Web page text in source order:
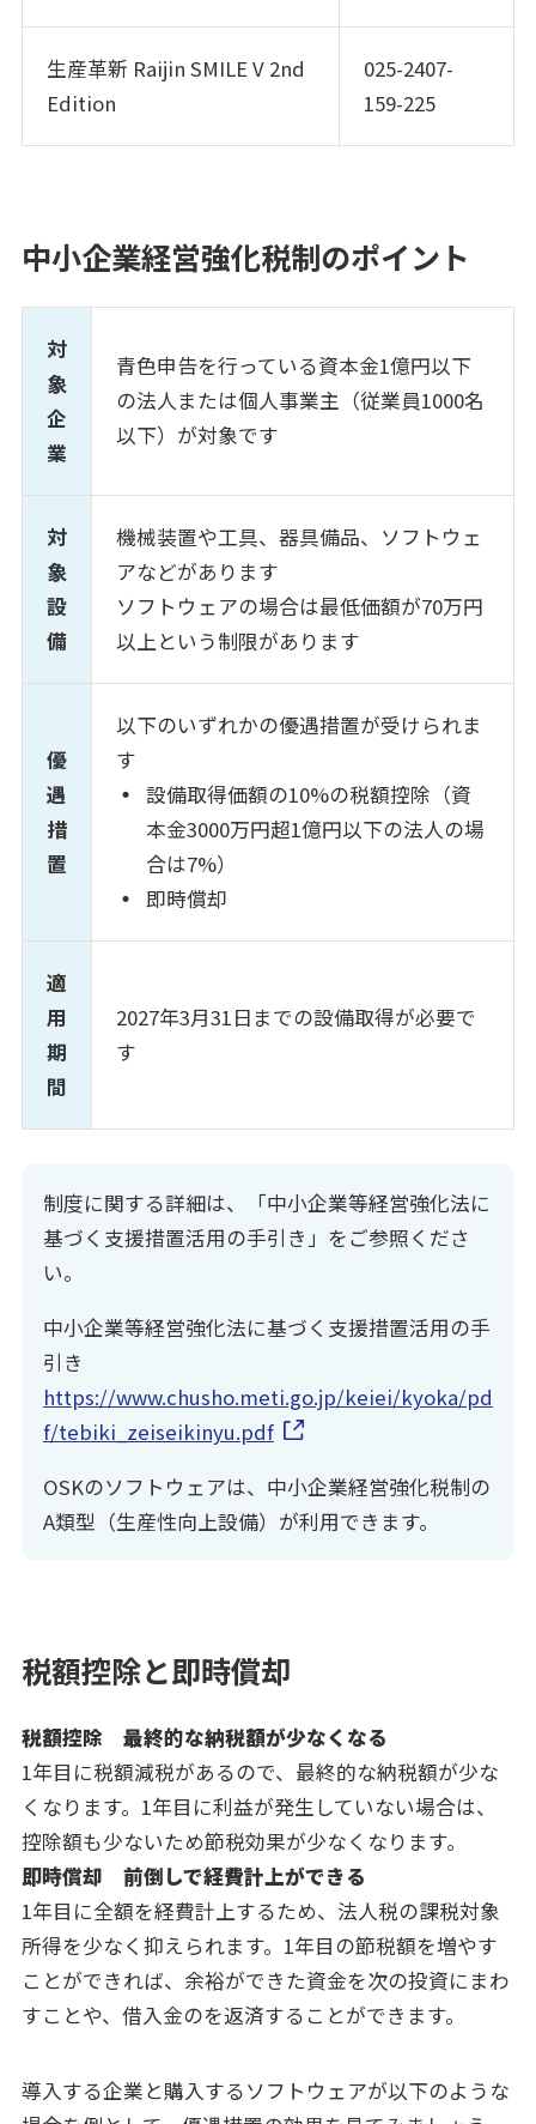
生産革新 Raijin SMILE V 2nd
Edition
025-2407-
159-225
中小企業経営強化税制のポイント
対
象
企
業
青色申告を行っている資本金1億円以下
の法人または個人事業主（従業員1000名
以下）が対象です
対
象
設
備
機械装置や工具、器具備品、ソフトウェ
アなどがあります
ソフトウェアの場合は最低価額が70万円
以上という制限があります
優
遇
措
置
以下のいずれかの優遇措置が受けられま
す
設備取得価額の10%の税額控除（資
本金3000万円超1億円以下の法人の場
合は7%）
即時償却
適
用
期
間
2027年3月31日までの設備取得が必要で
す
制度に関する詳細は、「中小企業等経営強化法に
基づく支援措置活用の手引き」をご参照くださ
い。
中小企業等経営強化法に基づく支援措置活用の手
引き
https://www.chusho.meti.go.jp/keiei/kyoka/pd
f/tebiki_zeiseikinyu.pdf
OSKのソフトウェアは、中小企業経営強化税制の
A類型（生産性向上設備）が利用できます。
税額控除と即時償却
税額控除 最終的な納税額が少なくなる
1年目に税額減税があるので、最終的な納税額が少な
くなります。1年目に利益が発生していない場合は、
控除額も少ないため節税効果が少なくなります。
即時償却 前倒しで経費計上ができる
1年目に全額を経費計上するため、法人税の課税対象
所得を少なく抑えられます。1年目の節税額を増やす
ことができれば、余裕ができた資金を次の投資にまわ
すことや、借入金のを返済することができます。
導入する企業と購入するソフトウェアが以下のような